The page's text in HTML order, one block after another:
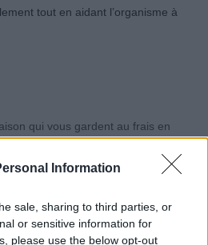
Information
sale, sharing to third parties, or
or sensitive information for
please use the below opt-out
tout en aidant l’organisme à
qui vous gardent au frais en